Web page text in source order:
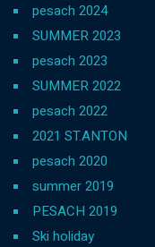
pesach 2024
SUMMER 2023
pesach 2023
SUMMER 2022
pesach 2022
2021 ST.ANTON
pesach 2020
summer 2019
PESACH 2019
Ski holiday